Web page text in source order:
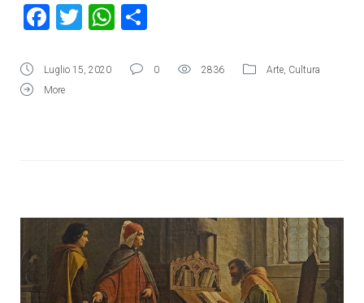
Facebook
TwitterWhatsApp
Luglio 15, 2020 0 2836 Arte, Cultura
More